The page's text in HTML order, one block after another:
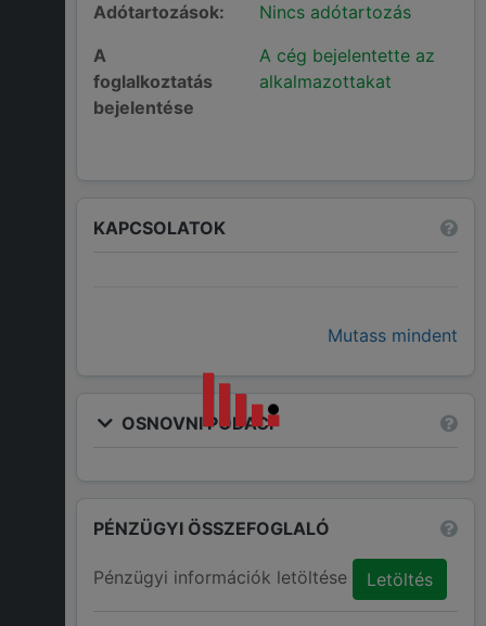
Adótartozások:
Nincs adótartozás
A
foglalkoztatás
bejelentése
A cég bejelentette az
alkalmazottakat
KAPCSOLATOK
Mutass mindent
OSNOVNI PODACI
PÉNZÜGYI ÖSSZEFOGLALÓ
Pénzügyi információk letöltése Letöltés